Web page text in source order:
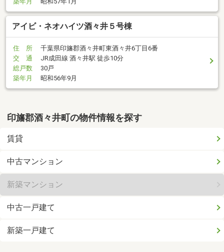
アイビ・ネオハイツ酒々井５号棟
住 所
千葉県印旛郡酒々井町東酒々井6丁目6番
交 通
JR成田線 酒々井駅 徒歩10分
総戸数
30戸
築年月
昭和56年9月
印旛郡酒々井町の物件情報を探す
賃貸
中古マンション
新築マンション
中古一戸建て
新築一戸建て